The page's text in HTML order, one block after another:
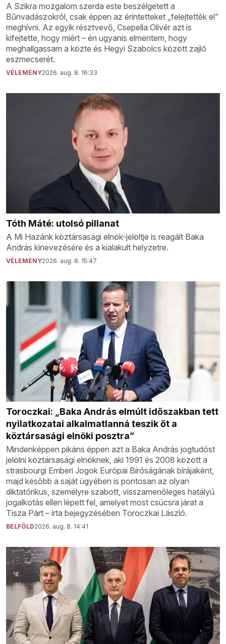
A Szikra mozgalom szerda este beszélgetett a
Bűnvadászokról, csak éppen az érintetteket „felejtették el”
meghívni. Az egyik résztvevő, Csepella Olivér azt is
kifejtette, hogy miért – én ugyanis elmentem, hogy
meghallgassam a közte és Hegyi Szabolcs között zajló
eszmecserét.
VÉLEMÉNY2026. aug. 8. 16:33
Tóth Máté: utolsó pillanat
A Mi Hazánk köztársasági elnök-jelöltje is reagált Baka
András kinevezésére és a kialakult helyzetre.
VÉLEMÉNY2026. aug. 8. 15:47
Toroczkai: „Baka András elmúlt időszakban tett
nyilatkozatai alkalmatlanná teszik őt a
köztársasági elnöki posztra”
Mindenképpen pikáns éppen azt a Baka András jogtudóst
jelölni köztársasági elnöknek, aki 1991 és 2008 között a
strasbourgi Emberi Jogok Európai Bíróságának bírájaként,
majd később a saját ügyében is pontosan az olyan
diktatórikus, személyre szabott, visszamenőleges hatályú
jogalkotás ellen lépett fel, amelyet most csúcsra járat a
Tisza Párt – írta bejegyzésében Toroczkai László.
BELFÖLD2026. aug. 8. 14:41